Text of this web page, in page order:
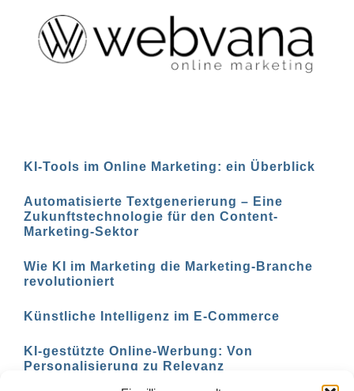
KI-Tools im Online Marketing: ein Überblick
Automatisierte Textgenerierung – Eine
Zukunftstechnologie für den Content-
Marketing-Sektor
Wie KI im Marketing die Marketing-Branche
revolutioniert
Künstliche Intelligenz im E-Commerce
KI-gestützte Online-Werbung: Von
Personalisierung zu Relevanz